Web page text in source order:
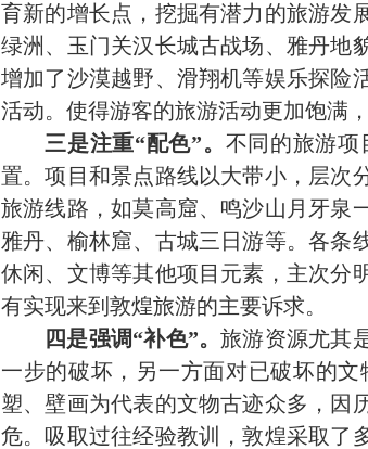
育新的增长点，挖掘有潜力的旅游发
绿洲、玉门关汉长城古战场、雅丹地
增加了沙漠越野、滑翔机等娱乐探险
活动。使得游客的旅游活动更加饱满
三是注重“配色”。 不同的旅游项
置。项目和景点路线以大带小，层次
旅游线路，如莫高窟、鸣沙山月牙泉
雅丹、榆林窟、古城三日游等。各条
休闲、文博等其他项目元素，主次分
有实现来到敦煌旅游的主要诉求。
四是强调“补色”。旅游资源尤其
一步的破坏，另一方面对已破坏的
塑、壁画为代表的文物古迹众多，因
危。吸取过往经验教训，敦煌采取了